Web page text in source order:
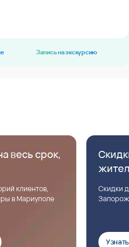
Запись на экскурсию
весь срок,
клиентов,
в Мариуполе
Скидки